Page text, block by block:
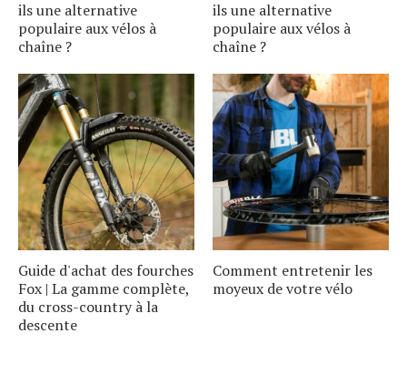
ils une alternative
populaire aux vélos à
chaîne ?
ils une alternative
populaire aux vélos à
chaîne ?
Guide d'achat des fourches
Fox | La gamme complète,
du cross-country à la
descente
Comment entretenir les
moyeux de votre vélo